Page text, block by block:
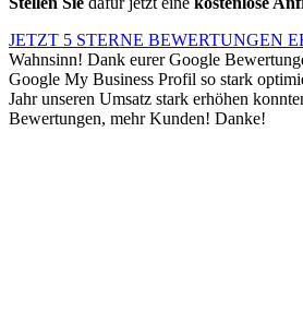
JETZT 5 STERNE BEWERTUNGEN
Wahnsinn! Dank eurer Google
Google My Business Profil so stark
Jahr unseren Umsatz stark erhöhen
Bewertungen, mehr Kunden! Danke!